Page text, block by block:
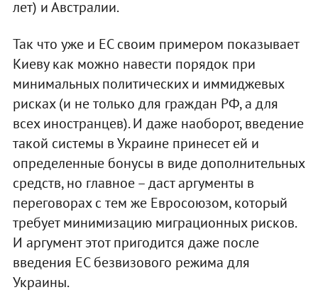
лет) и Австралии.
Так что уже и ЕС своим примером показывает
Киеву как можно навести порядок при
минимальных политических и иммиджевых
рисках (и не только для граждан РФ, а для
всех иностранцев). И даже наоборот, введение
такой системы в Украине принесет ей и
определенные бонусы в виде дополнительных
средств, но главное – даст аргументы в
переговорах с тем же Евросоюзом, который
требует минимизацию миграционных рисков.
И аргумент этот пригодится даже после
введения ЕС безвизового режима для
Украины.